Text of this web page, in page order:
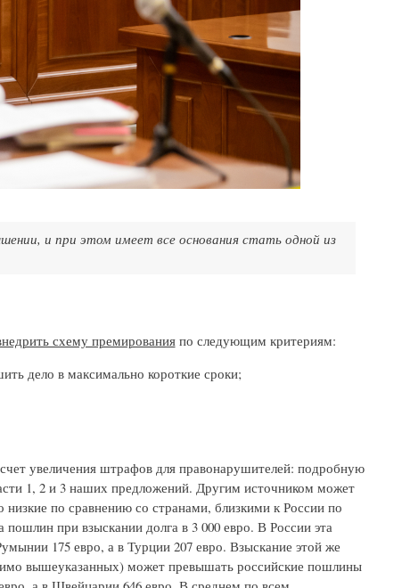
и при этом имеет все основания стать одной из
схему премированияпо следующим критериям:
дело в максимально короткие сроки;
увеличения штрафов для правонарушителей: подробную
1, 2 и 3 наших предложений. Другим источником может
по сравнению со странами, близкими к России по
при взыскании долга в 3 000 евро. В России эта
175 евро, а в Турции 207 евро. Взыскание этой же
вышеуказанных) может превышать российские пошлины